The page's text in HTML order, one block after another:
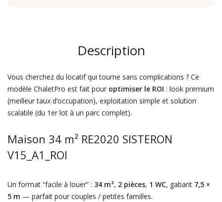
Description
Vous cherchez du locatif qui tourne sans complications ? Ce
modèle ChaletPro est fait pour optimiser le ROI : look premium
(meilleur taux d’occupation), exploitation simple et solution
scalable (du 1er lot à un parc complet).
Maison 34 m² RE2020 SISTERON
V15_A1_ROI
Un format “facile à louer” : 34 m², 2 pièces, 1 WC, gabarit 7,5 ×
5 m — parfait pour couples / petites familles.